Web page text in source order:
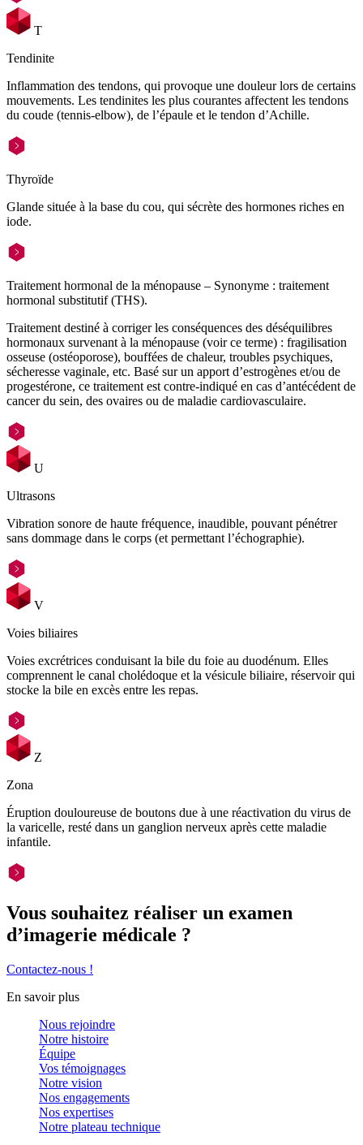
T
Tendinite
Inflammation des tendons, qui provoque une douleur lors de certains
mouvements. Les tendinites les plus courantes affectent les tendons
du coude (tennis-elbow), de l’épaule et le tendon d’Achille.
Thyroïde
Glande située à la base du cou, qui sécrète des hormones riches en
iode.
Traitement hormonal de la ménopause – Synonyme : traitement
hormonal substitutif (THS).
Traitement destiné à corriger les conséquences des déséquilibres
hormonaux survenant à la ménopause (voir ce terme) : fragilisation
osseuse (ostéoporose), bouffées de chaleur, troubles psychiques,
sécheresse vaginale, etc. Basé sur un apport d’estrogènes et/ou de
progestérone, ce traitement est contre-indiqué en cas d’antécédent de
cancer du sein, des ovaires ou de maladie cardiovasculaire.
U
Ultrasons
Vibration sonore de haute fréquence, inaudible, pouvant pénétrer
sans dommage dans le corps (et permettant l’échographie).
V
Voies biliaires
Voies excrétrices conduisant la bile du foie au duodénum. Elles
comprennent le canal cholédoque et la vésicule biliaire, réservoir qui
stocke la bile en excès entre les repas.
Z
Zona
Éruption douloureuse de boutons due à une réactivation du virus de
la varicelle, resté dans un ganglion nerveux après cette maladie
infantile.
Vous souhaitez réaliser un examen
d’imagerie médicale ?
Contactez-nous !
En savoir plus
Nous rejoindre
Notre histoire
Équipe
Vos témoignages
Notre vision
Nos engagements
Nos expertises
Notre plateau technique